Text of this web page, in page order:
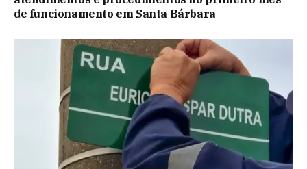
de funcionamento em Santa Bárbara